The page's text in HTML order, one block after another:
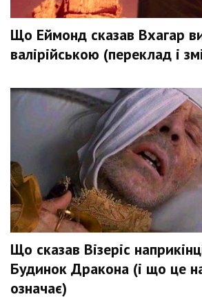
Що Еймонд сказав Вхагар
валірійською (переклад і
Що сказав Візеріс
Будинок Дракона (і що це
означає)